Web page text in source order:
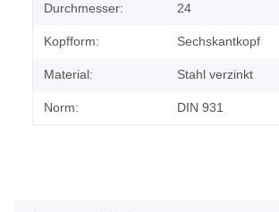
Durchmesser: 24
Kopfform: Sechskantkopf
Material: Stahl verzinkt
Norm: DIN 931